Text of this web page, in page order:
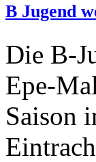
B Jugend
Die B-
Epe-
Saison